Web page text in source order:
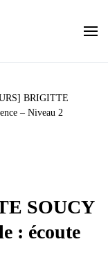
BRIGITTE
– Niveau 2
SOUCY
: écoute